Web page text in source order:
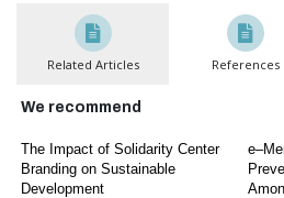
Related Articles References
We recommend
The Impact of Solidarity Center
Branding on Sustainable
Development